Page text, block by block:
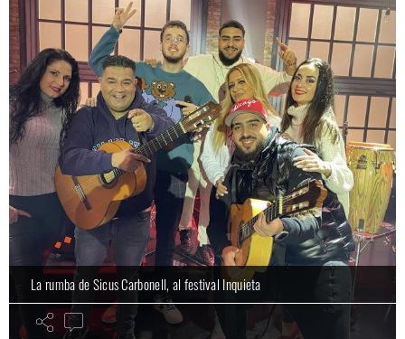
La rumba de Sicus Carbonell, al festival Inquieta